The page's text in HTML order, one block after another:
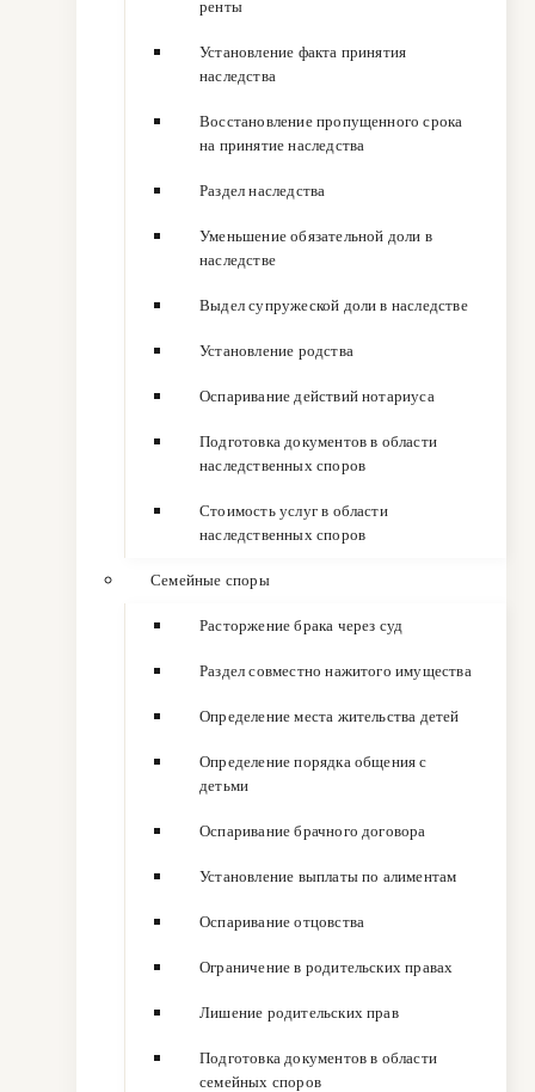
ренты
Установление факта принятия
наследства
Восстановление пропущенного срока
на принятие наследства
Раздел наследства
Уменьшение обязательной доли в
наследстве
Выдел супружеской доли в наследстве
Установление родства
Оспаривание действий нотариуса
Подготовка документов в области
наследственных споров
Стоимость услуг в области
наследственных споров
Семейные споры
Расторжение брака через суд
Раздел совместно нажитого имущества
Определение места жительства детей
Определение порядка общения с
детьми
Оспаривание брачного договора
Установление выплаты по алиментам
Оспаривание отцовства
Ограничение в родительских правах
Лишение родительских прав
Подготовка документов в области
семейных споров